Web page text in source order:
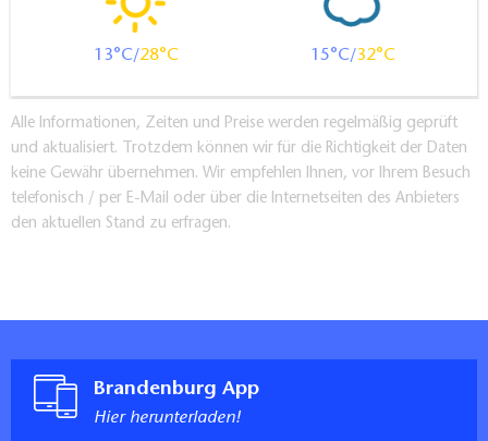
13 28 15 32
Alle Informationen, Zeiten und Preise werden regelmäßig geprüft
und aktualisiert. Trotzdem können wir für die Richtigkeit der Daten
keine Gewähr übernehmen. Wir empfehlen Ihnen, vor Ihrem Besuch
telefonisch / per E-Mail oder über die Internetseiten des Anbieters
den aktuellen Stand zu erfragen.
Brandenburg App
Hier herunterladen!